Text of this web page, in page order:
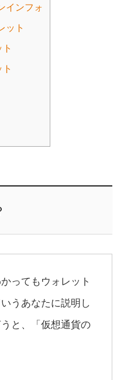
インフォ
ット
ってもウォレット
うあなたに説明し
と、「仮想通貨の